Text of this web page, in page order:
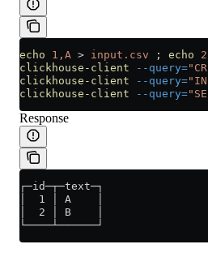
echo 1,A > input.csv ; echo
clickhouse-client --query=
clickhouse-client --query=
clickhouse-client --query=
Response
┌─id─┬─text─┐
│  1 │ A    │
│  2 │ B    │
└────┴──────┘